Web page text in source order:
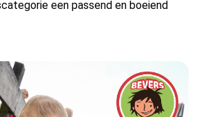
een passend en boeiend